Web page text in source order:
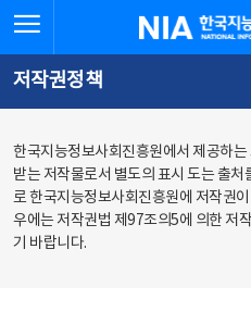
문
로
가
체
뉴
바
가
한국지능정보사
저작권정책
한국지능정보사회진흥원에서 제공하
받는 저작물로서 별도의 표시 도는 출
로 한국지능정보사회진흥원에 저작권
우에는 저작권법 제97조의5에 의한 저
기 바랍니다.